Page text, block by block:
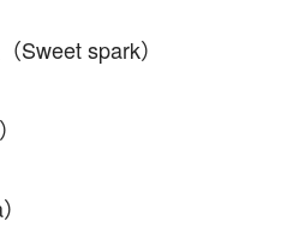
Sweet spark）